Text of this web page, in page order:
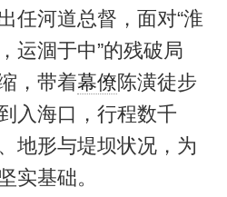
任河道总督，面对“淮
运涸于中”的残破局
，带着幕僚陈潢徒步
入海口，行程数千
地形与堤坝状况，为
实基础。